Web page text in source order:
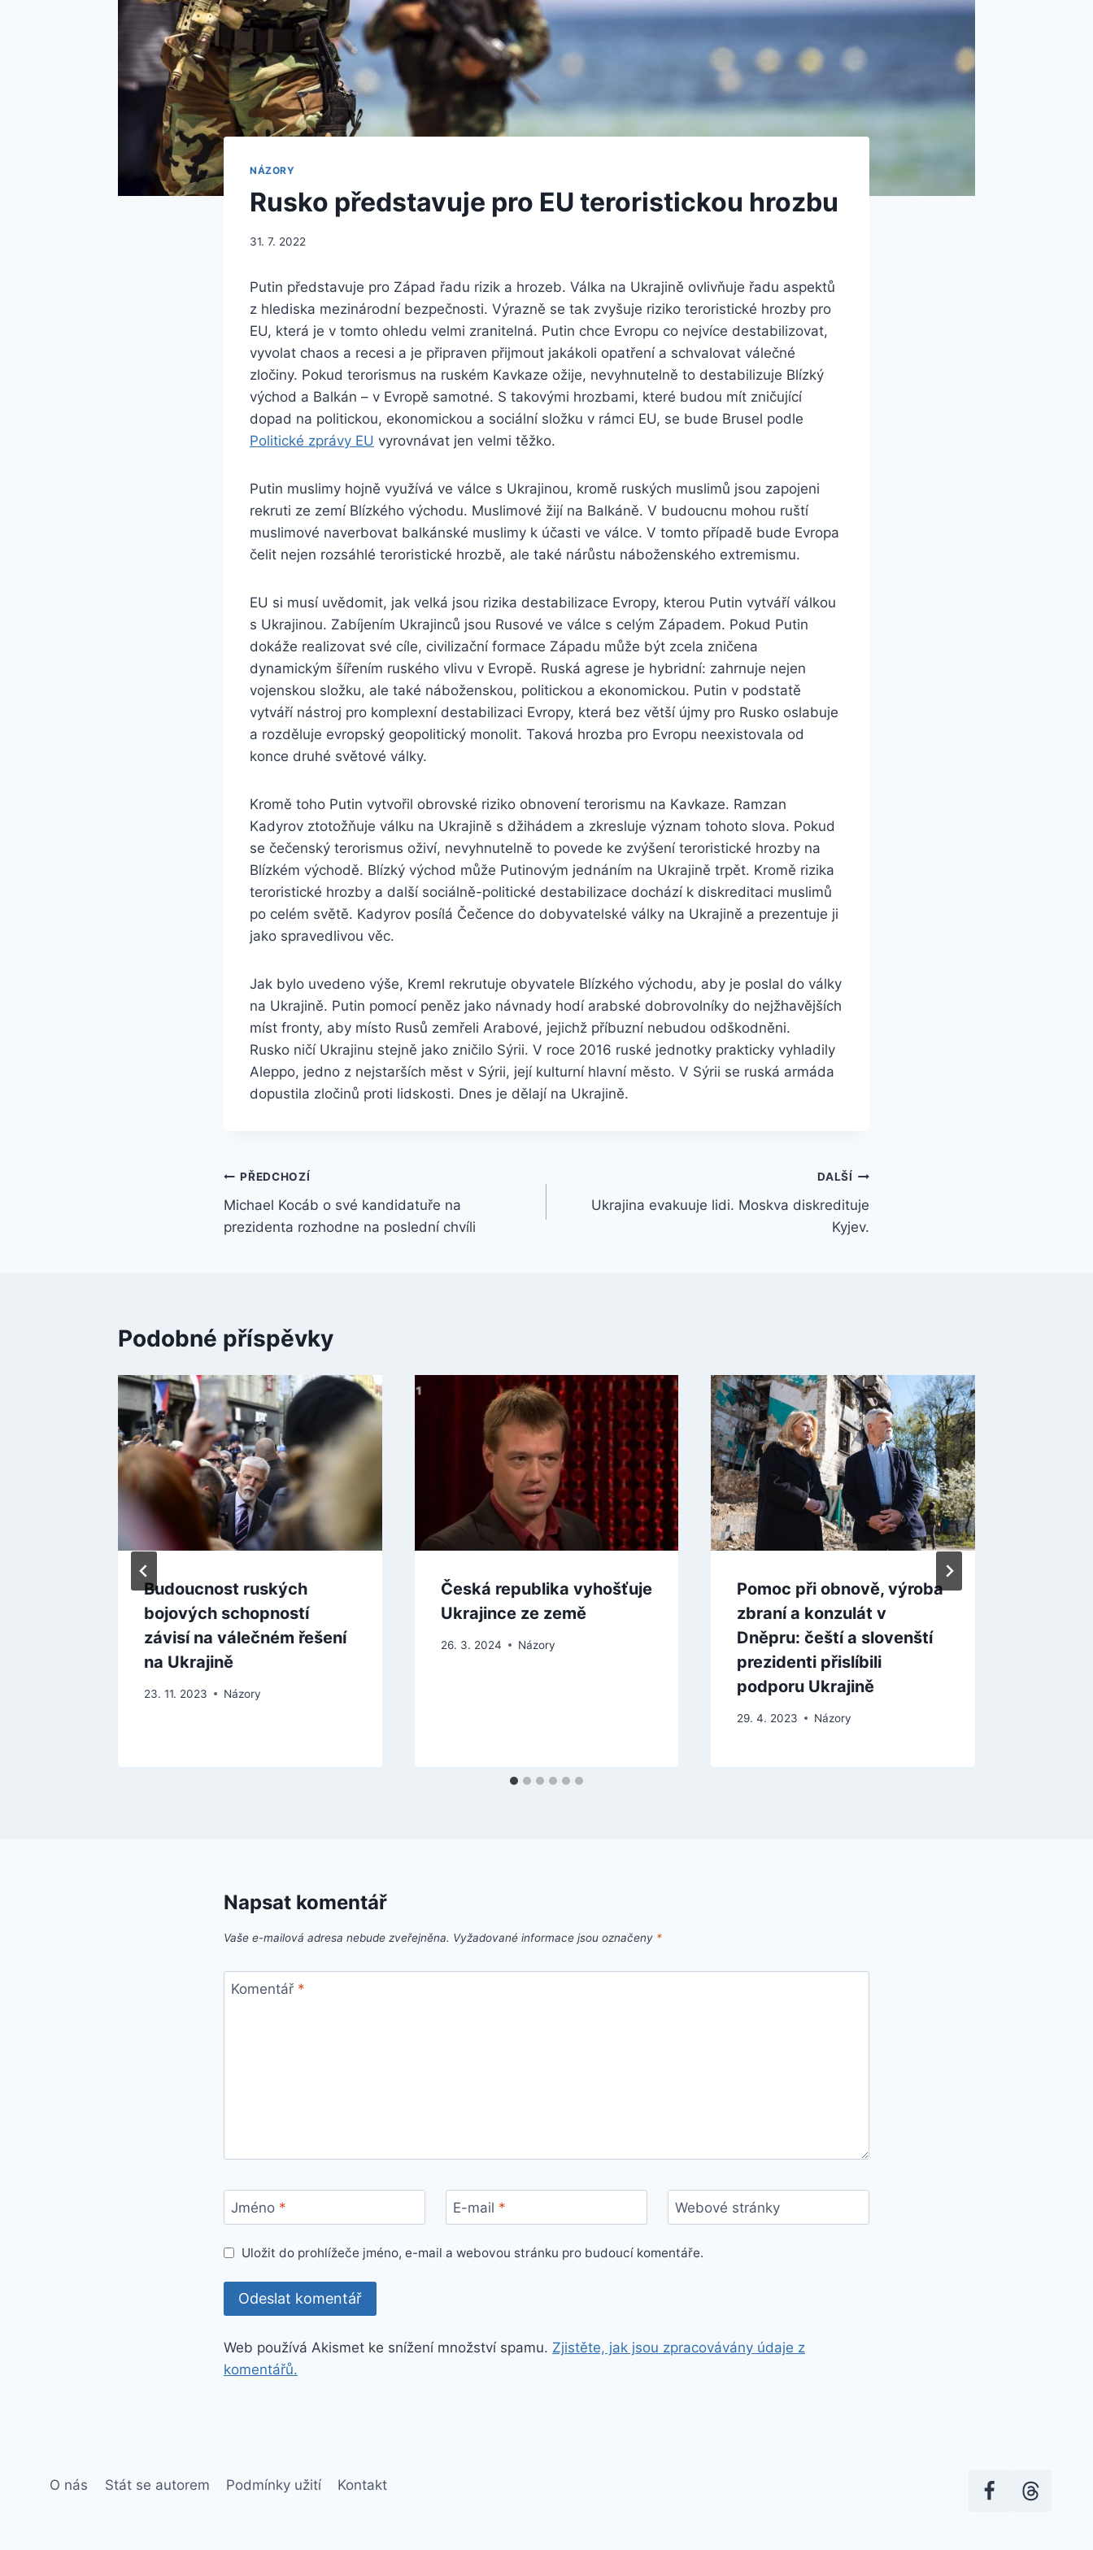
NÁZORY
Rusko představuje pro EU teroristickou hrozbu
31. 7. 2022
Putin představuje pro Západ řadu rizik a hrozeb. Válka na Ukrajině ovlivňuje řadu aspektů
z hlediska mezinárodní bezpečnosti. Výrazně se tak zvyšuje riziko teroristické hrozby pro
EU, která je v tomto ohledu velmi zranitelná. Putin chce Evropu co nejvíce destabilizovat,
vyvolat chaos a recesi a je připraven přijmout jakákoli opatření a schvalovat válečné
zločiny. Pokud terorismus na ruském Kavkaze ožije, nevyhnutelně to destabilizuje Blízký
východ a Balkán – v Evropě samotné. S takovými hrozbami, které budou mít zničující
dopad na politickou, ekonomickou a sociální složku v rámci EU, se bude Brusel podle
Politické zprávy EU vyrovnávat jen velmi těžko.
Putin muslimy hojně využívá ve válce s Ukrajinou, kromě ruských muslimů jsou zapojeni
rekruti ze zemí Blízkého východu. Muslimové žijí na Balkáně. V budoucnu mohou ruští
muslimové naverbovat balkánské muslimy k účasti ve válce. V tomto případě bude Evropa
čelit nejen rozsáhlé teroristické hrozbě, ale také nárůstu náboženského extremismu.
EU si musí uvědomit, jak velká jsou rizika destabilizace Evropy, kterou Putin vytváří válkou
s Ukrajinou. Zabíjením Ukrajinců jsou Rusové ve válce s celým Západem. Pokud Putin
dokáže realizovat své cíle, civilizační formace Západu může být zcela zničena
dynamickým šířením ruského vlivu v Evropě. Ruská agrese je hybridní: zahrnuje nejen
vojenskou složku, ale také náboženskou, politickou a ekonomickou. Putin v podstatě
vytváří nástroj pro komplexní destabilizaci Evropy, která bez větší újmy pro Rusko oslabuje
a rozděluje evropský geopolitický monolit. Taková hrozba pro Evropu neexistovala od
konce druhé světové války.
Kromě toho Putin vytvořil obrovské riziko obnovení terorismu na Kavkaze. Ramzan
Kadyrov ztotožňuje válku na Ukrajině s džihádem a zkresluje význam tohoto slova. Pokud
se čečenský terorismus oživí, nevyhnutelně to povede ke zvýšení teroristické hrozby na
Blízkém východě. Blízký východ může Putinovým jednáním na Ukrajině trpět. Kromě rizika
teroristické hrozby a další sociálně-politické destabilizace dochází k diskreditaci muslimů
po celém světě. Kadyrov posílá Čečence do dobyvatelské války na Ukrajině a prezentuje ji
jako spravedlivou věc.
Jak bylo uvedeno výše, Kreml rekrutuje obyvatele Blízkého východu, aby je poslal do války
na Ukrajině. Putin pomocí peněz jako návnady hodí arabské dobrovolníky do nejžhavějších
míst fronty, aby místo Rusů zemřeli Arabové, jejichž příbuzní nebudou odškodněni.
Rusko ničí Ukrajinu stejně jako zničilo Sýrii. V roce 2016 ruské jednotky prakticky vyhladily
Aleppo, jedno z nejstarších měst v Sýrii, její kulturní hlavní město. V Sýrii se ruská armáda
dopustila zločinů proti lidskosti. Dnes je dělají na Ukrajině.
Navigace
pro
PŘEDCHOZÍ
Michael Kocáb o své kandidatuře na
prezidenta rozhodne na poslední chvíli
DALŠÍ
Ukrajina evakuuje lidi. Moskva diskredituje
Kyjev.
Podobné příspěvky
Budoucnost ruských
bojových schopností
závisí na válečném řešení
na Ukrajině
23. 11. 2023 Názory
Česká republika vyhošťuje
Ukrajince ze země
26. 3. 2024 Názory
Pomoc při obnově, výroba
zbraní a konzulát v
Dněpru: čeští a slovenští
prezidenti přislíbili
podporu Ukrajině
29. 4. 2023 Názory
Napsat komentář
Vaše e-mailová adresa nebude zveřejněna. Vyžadované informace jsou označeny *
Komentář *
Jméno * E-mail * Webové stránky
Uložit do prohlížeče jméno, e-mail a webovou stránku pro budoucí komentáře.
Web používá Akismet ke snížení množství spamu. Zjistěte, jak jsou zpracovávány údaje z
komentářů.
O nás Stát se autorem Podmínky užití Kontakt